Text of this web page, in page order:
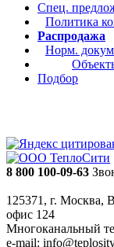
Спец.
Политика
Распродажа
Норм.
Подбор
8 800 100-09-63
125371, г. Москва,
офис 124
Многоканальный
e-mail: